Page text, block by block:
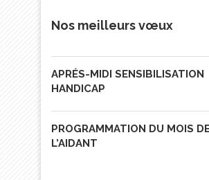
Nos meilleurs vœux
APRÉS-MIDI SENSIBILISATION
HANDICAP
PROGRAMMATION DU MOIS
L’AIDANT